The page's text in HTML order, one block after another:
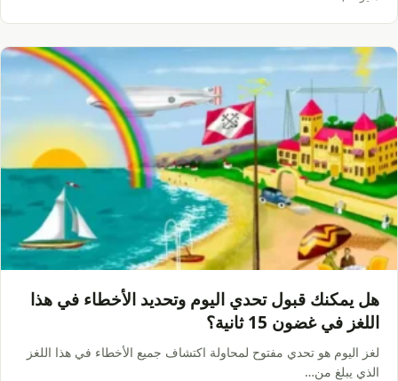
هل يمكنك قبول تحدي اليوم وتحديد الأخطاء في هذا
اللغز في غضون 15 ثانية؟
لغز اليوم هو تحدي مفتوح لمحاولة اكتشاف جميع الأخطاء في هذا اللغز
الذي يبلغ من…